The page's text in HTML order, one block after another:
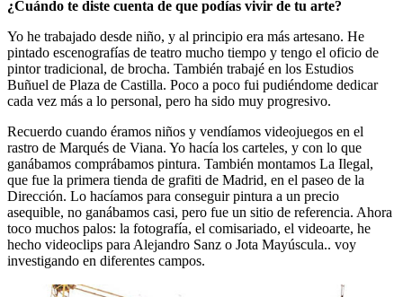
¿Cuándo te diste cuenta de que podías vivir de tu arte?
Yo he trabajado desde niño, y al principio era más artesano. He
pintado escenografías de teatro mucho tiempo y tengo el oficio de
pintor tradicional, de brocha. También trabajé en los Estudios
Buñuel de Plaza de Castilla. Poco a poco fui pudiéndome dedicar
cada vez más a lo personal, pero ha sido muy progresivo.
Recuerdo cuando éramos niños y vendíamos videojuegos en el
rastro de Marqués de Viana. Yo hacía los carteles, y con lo que
ganábamos comprábamos pintura. También montamos La Ilegal,
que fue la primera tienda de grafiti de Madrid, en el paseo de la
Dirección. Lo hacíamos para conseguir pintura a un precio
asequible, no ganábamos casi, pero fue un sitio de referencia. Ahora
toco muchos palos: la fotografía, el comisariado, el videoarte, he
hecho videoclips para Alejandro Sanz o Jota Mayúscula.. voy
investigando en diferentes campos.